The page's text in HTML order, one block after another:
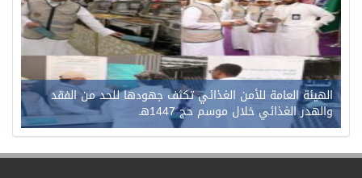
الهيئة العامة للأمن الغذائي تكثف جهودها للحد من الفقد
والهدر الغذائي خلال موسم حج 1447هـ